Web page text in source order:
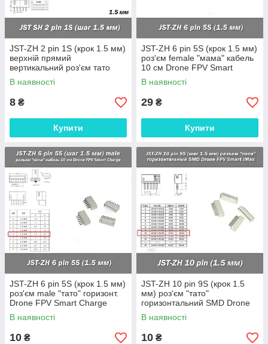
JST-ZH 2 pin 1S (крок 1.5 мм)
верхній прямий
вертикальний роз'єм тато
super micro
В наявності
8 ₴
Купити
JST-ZH 6 pin 5S (крок 1.5 мм)
роз'єм female "мама" кабель
10 см Drone FPV Smart
Charge
В наявності
29 ₴
Купити
JST-ZH 6 pin 5S (крок 1.5 мм)
роз'єм male "тато" горизонт.
Drone FPV Smart Charge
В наявності
10 ₴
JST-ZH 10 pin 9S (крок 1.5
мм) роз'єм "тато"
горизонтальний SMD Drone
FPV Smart iMax
В наявності
10 ₴